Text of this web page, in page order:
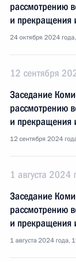
рассмотрению
и прекращения
24 октября 2024
12 сентября
Заседание
рассмотрению
и прекращения
12 сентября 2024
1 августа 2024
Заседание
рассмотрению
и прекращения
1 августа 2024 года,